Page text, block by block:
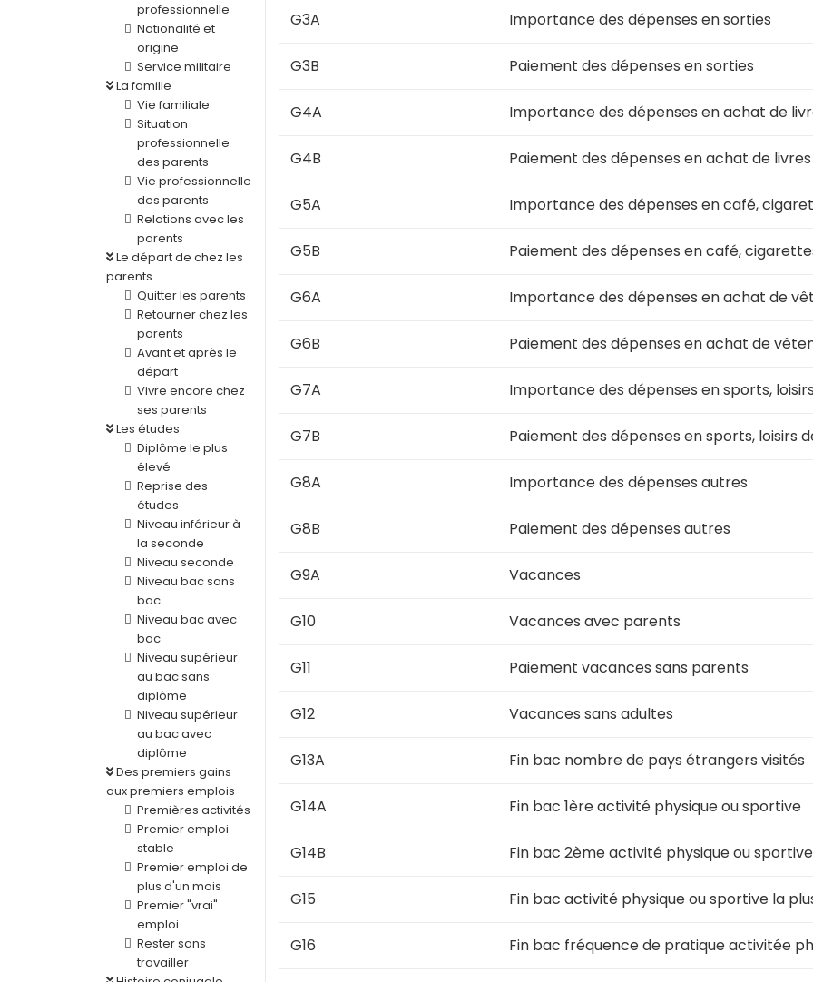
professionnelle
Nationalité et
origine
Service militaire
La famille
Vie familiale
Situation
professionnelle
des parents
Vie professionnelle
des parents
Relations avec les
parents
Le départ de chez les
parents
Quitter les parents
Retourner chez les
parents
Avant et après le
départ
Vivre encore chez
ses parents
Les études
Diplôme le plus
élevé
Reprise des
études
Niveau inférieur à
la seconde
Niveau seconde
Niveau bac sans
bac
Niveau bac avec
bac
Niveau supérieur
au bac sans
diplôme
Niveau supérieur
au bac avec
diplôme
Des premiers gains
aux premiers emplois
Premières activités
Premier emploi
stable
Premier emploi de
plus d'un mois
Premier "vrai"
emploi
Rester sans
travailler
G3A Importance des dépenses en sorties
G3B Paiement des dépenses en sorties
G4A Importance des dépenses en achat de
G4B Paiement des dépenses en achat de livres
G5A Importance des dépenses en café,
G5B Paiement des dépenses en café,
G6A Importance des dépenses en achat de
G6B Paiement des dépenses en achat de
G7A Importance des dépenses en sports,
G7B Paiement des dépenses en sports, loisirs
G8A Importance des dépenses autres
G8B Paiement des dépenses autres
G9A Vacances
G10 Vacances avec parents
G11 Paiement vacances sans parents
G12 Vacances sans adultes
G13A Fin bac nombre de pays étrangers visités
G14A Fin bac 1ère activité physique ou sportive
G14B Fin bac 2ème activité physique ou sportive
G15 Fin bac activité physique ou sportive la
G16 Fin bac fréquence de pratique activitée